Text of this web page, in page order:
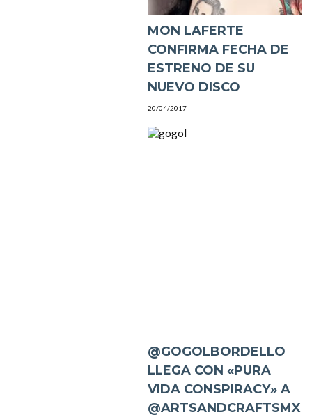
MON LAFERTE
CONFIRMA FECHA DE
ESTRENO DE SU
NUEVO DISCO
20/04/2017
@GOGOLBORDELLO
LLEGA CON «PURA
VIDA CONSPIRACY» A
@ARTSANDCRAFTSMX